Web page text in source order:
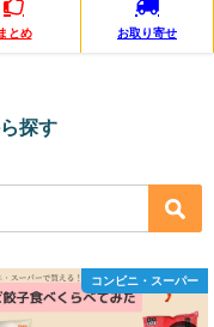
まとめ お取り寄せ
探す
開店時間